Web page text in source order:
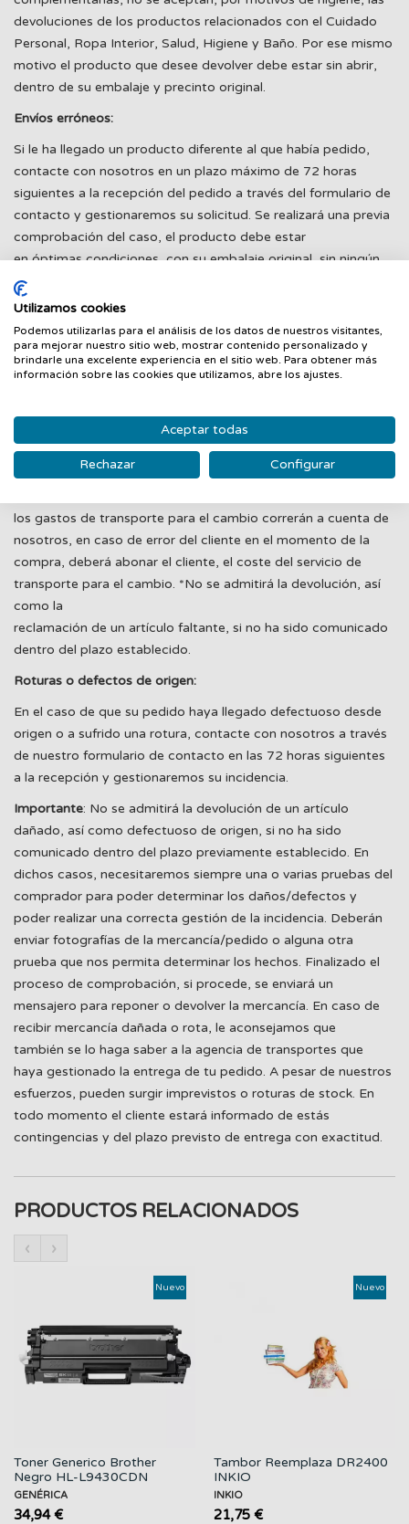
devoluciones de los productos relacionados con el Cuidado
Personal, Ropa Interior, Salud, Higiene y Baño. Por ese mismo
motivo el producto que desee devolver debe estar sin abrir,
dentro de su embalaje y precinto original.
Envíos erróneos:
Si le ha llegado un producto diferente al que había pedido,
contacte con nosotros en un plazo máximo de 72 horas
siguientes a la recepción del pedido a través del formulario de
contacto y gestionaremos su solicitud. Se realizará una previa
comprobación del caso, el producto debe estar
en óptimas condiciones, con su embalaje original, sin ningún
tipo de uso y apto para la venta, también se realizarán unas
comprobaciones internas.
Para agilizar el proceso rogamos nos envíe las siguientes
fotografías de producto en cuestión adjunto en su solicitud:
- Fotografía de la parte delantera del producto en su embalaje
- Fotografía del código de barras (EAN) del producto.
En este caso, procederemos a la revisión de su solicitud y
organizaremos la recogida del producto con usted.
los gastos de transporte para el cambio correrán a cuenta de
nosotros, en caso de error del cliente en el momento de la
compra, deberá abonar el cliente, el coste del servicio de
transporte para el cambio. *No se admitirá la devolución, así
como la
reclamación de un artículo faltante, si no ha sido comunicado
dentro del plazo establecido.
Roturas o defectos de origen:
En el caso de que su pedido haya llegado defectuoso desde
origen o a sufrido una rotura, contacte con nosotros a través
de nuestro formulario de contacto en las 72 horas siguientes
a la recepción y gestionaremos su incidencia.
Importante: No se admitirá la devolución de un artículo
dañado, así como defectuoso de origen, si no ha sido
comunicado dentro del plazo previamente establecido. En
dichos casos, necesitaremos siempre una o varias pruebas del
comprador para poder determinar los daños/defectos y
poder realizar una correcta gestión de la incidencia. Deberán
enviar fotografías de la mercancía/pedido o alguna otra
prueba que nos permita determinar los hechos. Finalizado el
proceso de comprobación, si procede, se enviará un
mensajero para reponer o devolver la mercancía. En caso de
recibir mercancía dañada o rota, le aconsejamos que
también se lo haga saber a la agencia de transportes que
haya gestionado la entrega de tu pedido. A pesar de nuestros
esfuerzos, pueden surgir imprevistos o roturas de stock. En
todo momento el cliente estará informado de estás
contingencias y del plazo previsto de entrega con exactitud.
PRODUCTOS RELACIONADOS
‹ ›
Nuevo
Toner Generico Brother
Negro HL-L9430CDN
GENÉRICA
34,94 €
Nuevo
Tambor Reemplaza DR2400
INKIO
INKIO
21,75 €
Utilizamos cookies
Podemos utilizarlas para el análisis de los datos de nuestros visitantes,
para mejorar nuestro sitio web, mostrar contenido personalizado y
brindarle una excelente experiencia en el sitio web. Para obtener más
información sobre las cookies que utilizamos, abre los ajustes.
Aceptar todas
Rechazar Configurar